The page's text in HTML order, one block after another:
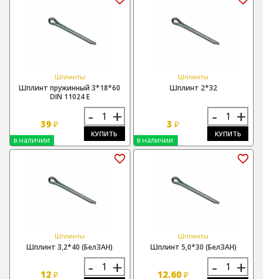
Шплинты
Шплинт пружинный 3*18*60
DIN 11024 Е
39 ₽ - +
КУПИТЬ
в наличии
Шплинты
Шплинт 2*32
3 ₽ - +
КУПИТЬ
в наличии
Шплинты
Шплинт 3,2*40 (БелЗАН)
12 ₽ - +
Шплинты
Шплинт 5,0*30 (БелЗАН)
12.60 ₽ - +